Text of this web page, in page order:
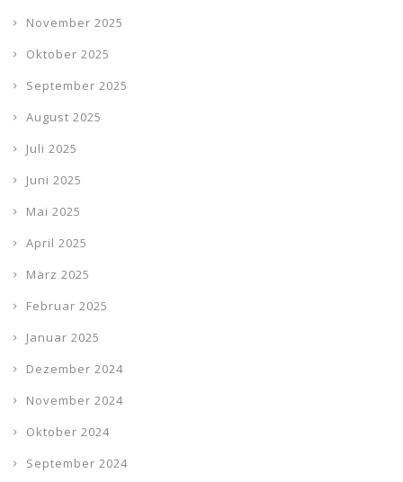
November 2025
Oktober 2025
September 2025
August 2025
Juli 2025
Juni 2025
Mai 2025
April 2025
März 2025
Februar 2025
Januar 2025
Dezember 2024
November 2024
Oktober 2024
September 2024